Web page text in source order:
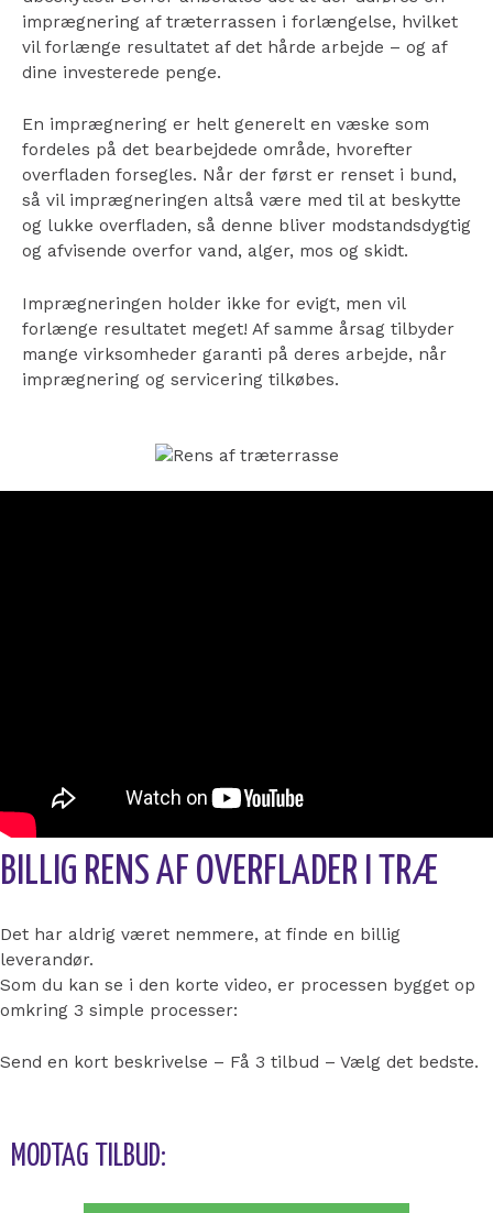
imprægnering af træterrassen i forlængelse, hvilket
vil forlænge resultatet af det hårde arbejde – og af
dine investerede penge.
En imprægnering er helt generelt en væske som
fordeles på det bearbejdede område, hvorefter
overfladen forsegles. Når der først er renset i bund,
så vil imprægneringen altså være med til at beskytte
og lukke overfladen, så denne bliver modstandsdygtig
og afvisende overfor vand, alger, mos og skidt.
Imprægneringen holder ikke for evigt, men vil
forlænge resultatet meget! Af samme årsag tilbyder
mange virksomheder garanti på deres arbejde, når
imprægnering og servicering tilkøbes.
BILLIG RENS AF OVERFLADER I TRÆ
Det har aldrig været nemmere, at finde en billig
leverandør.
Som du kan se i den korte video, er processen bygget op
omkring 3 simple processer:
Send en kort beskrivelse – Få 3 tilbud – Vælg det bedste.
MODTAG TILBUD: